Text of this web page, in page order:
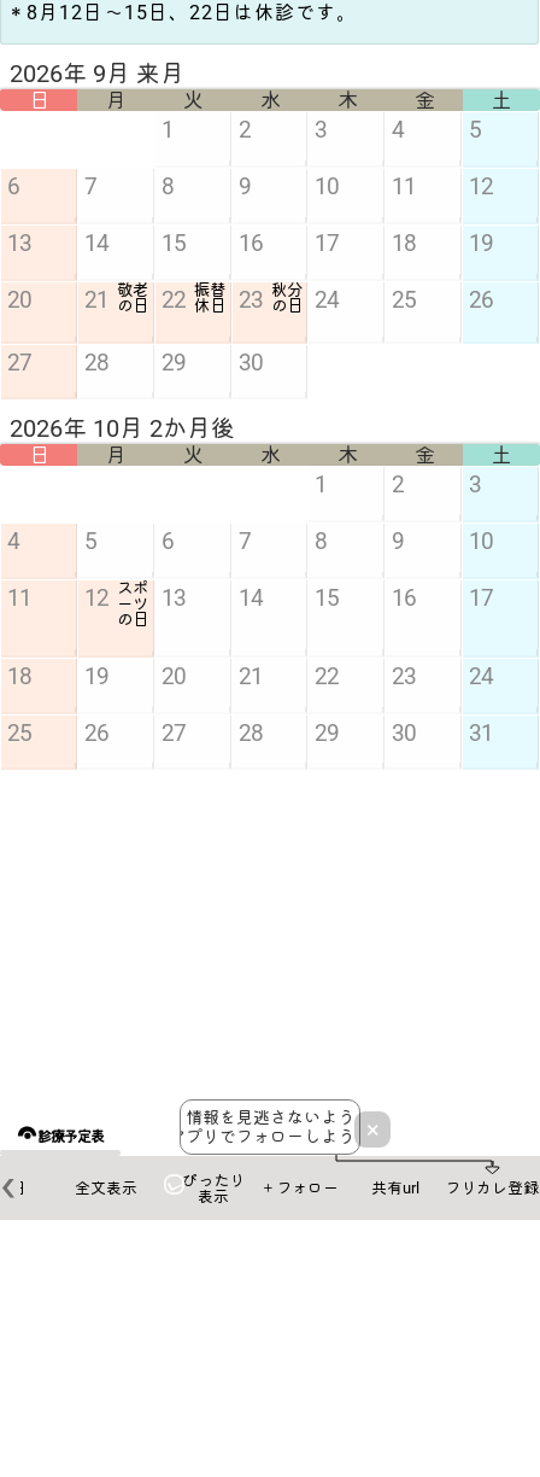
×
情報を見逃さないよう
アプリでフォローしよう！
診療予定表
フリカレ登録
共有url
＋フォロー
ぴったり
表示
全文表示
日
1 2 3
4 5 6 7 8 9 10
11 12
スポ
ーツ
の日
13 14 15 16 17
18 19 20 21 22 23 24
25 26 27 28 29 30 31
2026年 10月 2か月後
日 月 火 水 木 金 土
1 2 3 4 5
6 7 8 9 10 11 12
13 14 15 16 17 18 19
20 21
敬老
の日
22 振替
休日
23 秋分
の日
24 25 26
27 28 29 30
2026年 9月 来月
日 月 火 水 木 金 土
＊8月12日〜15日、22日は休診です。